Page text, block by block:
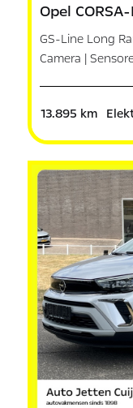
Opel CORSA-
GS-Line Long
Camera |
13.895 km